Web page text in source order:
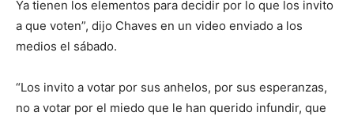
Ya tienen los elementos para decidir por lo que los invito
a que voten”, dijo Chaves en un video enviado a los
medios el sábado.
“Los invito a votar por sus anhelos, por sus esperanzas,
no a votar por el miedo que le han querido infundir, que